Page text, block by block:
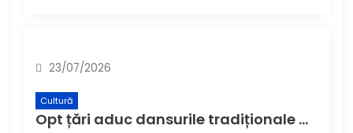
23/07/2026
Cultură
Opt țări aduc dansurile tradiționale ale lumii la Buzău, la cea de-a XI-a ediție a Festivalului Internațional de Folclor „Plaiurile Mioriței”